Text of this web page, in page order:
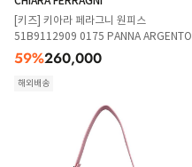
[키즈] 키아라 페라그니 원피스
51B9112909 0175 PANNA ARGENTO
59%260,000
해외배송